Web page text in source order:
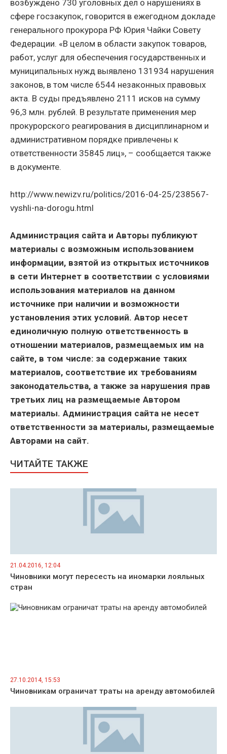
возбуждено 730 уголовных дел о нарушениях в
сфере госзакупок, говорится в ежегодном докладе
генерального прокурора РФ Юрия Чайки Совету
Федерации. «В целом в области закупок товаров,
работ, услуг для обеспечения государственных и
муниципальных нужд выявлено 131934 нарушения
законов, в том числе 6544 незаконных правовых
акта. В суды предъявлено 2111 исков на сумму
96,3 млн. рублей. В результате применения мер
прокурорского реагирования в дисциплинарном и
административном порядке привлечены к
ответственности 35845 лиц», – сообщается также
в документе.
http://www.newizv.ru/politics/2016-04-25/238567-
vyshli-na-dorogu.html
Администрация сайта и Авторы публикуют
материалы с возможным использованием
информации, взятой из открытых источников
в сети Интернет в соответствии с условиями
использования материалов на данном
источнике при наличии и возможности
установления этих условий. Автор несет
единоличную полную ответственность в
отношении материалов, размещаемых им на
сайте, в том числе: за содержание таких
материалов, соответствие их требованиям
законодательства, а также за нарушения прав
третьих лиц на размещаемые Автором
материалы. Администрация сайта не несет
ответственности за материалы, размещаемые
Авторами на сайт.
ЧИТАЙТЕ ТАКЖЕ
21.04.2016, 12:04
Чиновники могут пересесть на иномарки лояльных
стран
27.10.2014, 15:53
Чиновникам ограничат траты на аренду автомобилей